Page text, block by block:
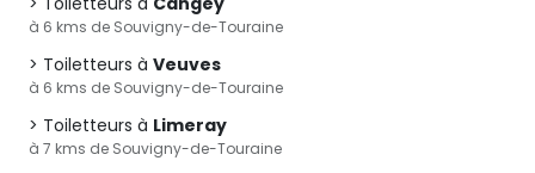
à 6 kms de Souvigny-de-Touraine
Toiletteurs à Veuves
à 6 kms de Souvigny-de-Touraine
Toiletteurs à Limeray
à 7 kms de Souvigny-de-Touraine